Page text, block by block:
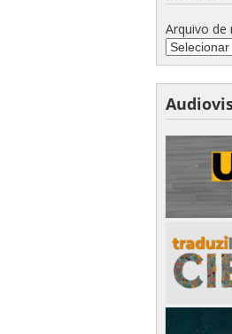
Arquivo de